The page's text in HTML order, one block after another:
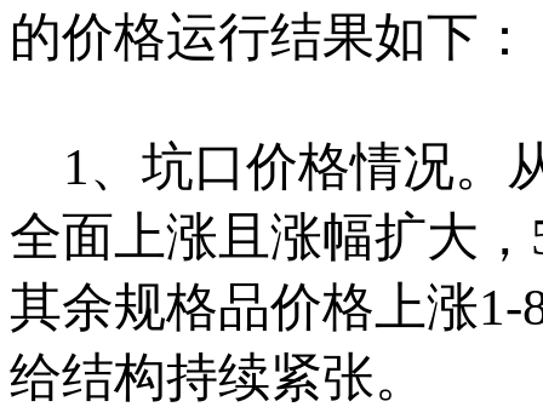
的价格运行结果如下：
1、坑口价格情况。
全面上涨且涨幅扩大
其余规格品价格上涨
给结构持续紧张。